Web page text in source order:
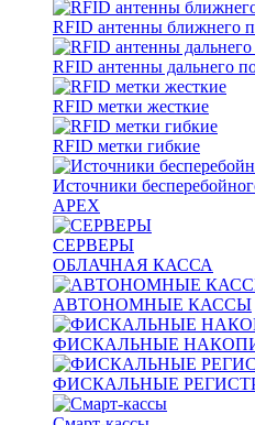
RFID антенны ближнего
RFID антенны дальнего
RFID метки жесткие
RFID метки гибкие
Источники
APEX
СЕРВЕРЫ
ОБЛАЧНАЯ КАССА
АВТОНОМНЫЕ КАССЫ
ФИСКАЛЬНЫЕ
ФИСКАЛЬНЫЕ